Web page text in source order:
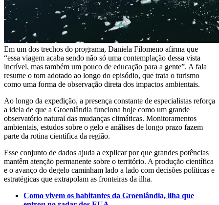
Em um dos trechos do programa, Daniela Filomeno afirma que
“essa viagem acaba sendo não só uma contemplação dessa vista
incrível, mas também um pouco de educação para a gente”. A fala
resume o tom adotado ao longo do episódio, que trata o turismo
como uma forma de observação direta dos impactos ambientais.
Ao longo da expedição, a presença constante de especialistas reforça
a ideia de que a Groenlândia funciona hoje como um grande
observatório natural das mudanças climáticas. Monitoramentos
ambientais, estudos sobre o gelo e análises de longo prazo fazem
parte da rotina científica da região.
Esse conjunto de dados ajuda a explicar por que grandes potências
mantêm atenção permanente sobre o território. A produção científica
e o avanço do degelo caminham lado a lado com decisões políticas e
estratégicas que extrapolam as fronteiras da ilha.
Como vivem os habitantes da Groenlândia, ilha que